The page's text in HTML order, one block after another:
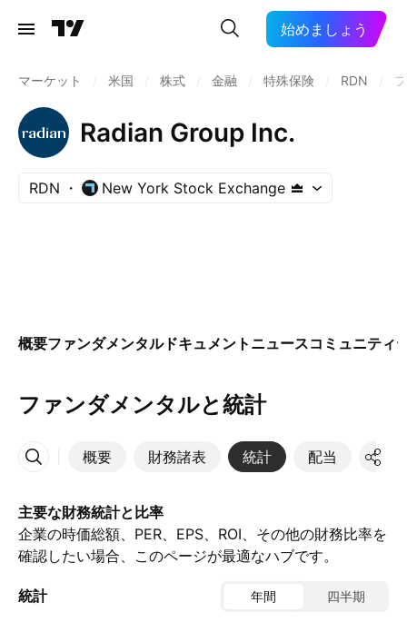
始めましょう
マーケット 米国 株式 金融 特殊保険 RDN
Radian Group Inc.
RDN New York Stock Exchange
概要ファンダメンタルドキュメント ニュースコミュニティ
ファンダメンタルと統計
概要 財務諸表 統計 配当 決算
その他
主要な財務統計と比率
企業の時価総額、PER、EPS、ROI、その他の財務比率を
確認したい場合、このページが最適なハブです。
統計 年間 四半期